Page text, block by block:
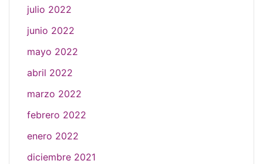
julio 2022
junio 2022
mayo 2022
abril 2022
marzo 2022
febrero 2022
enero 2022
diciembre 2021